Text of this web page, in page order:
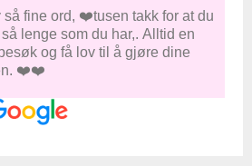
så fine ord, ❤️tusen takk for at du
lenge som du har,. Alltid en
og få lov til å gjøre dine
❤️❤️